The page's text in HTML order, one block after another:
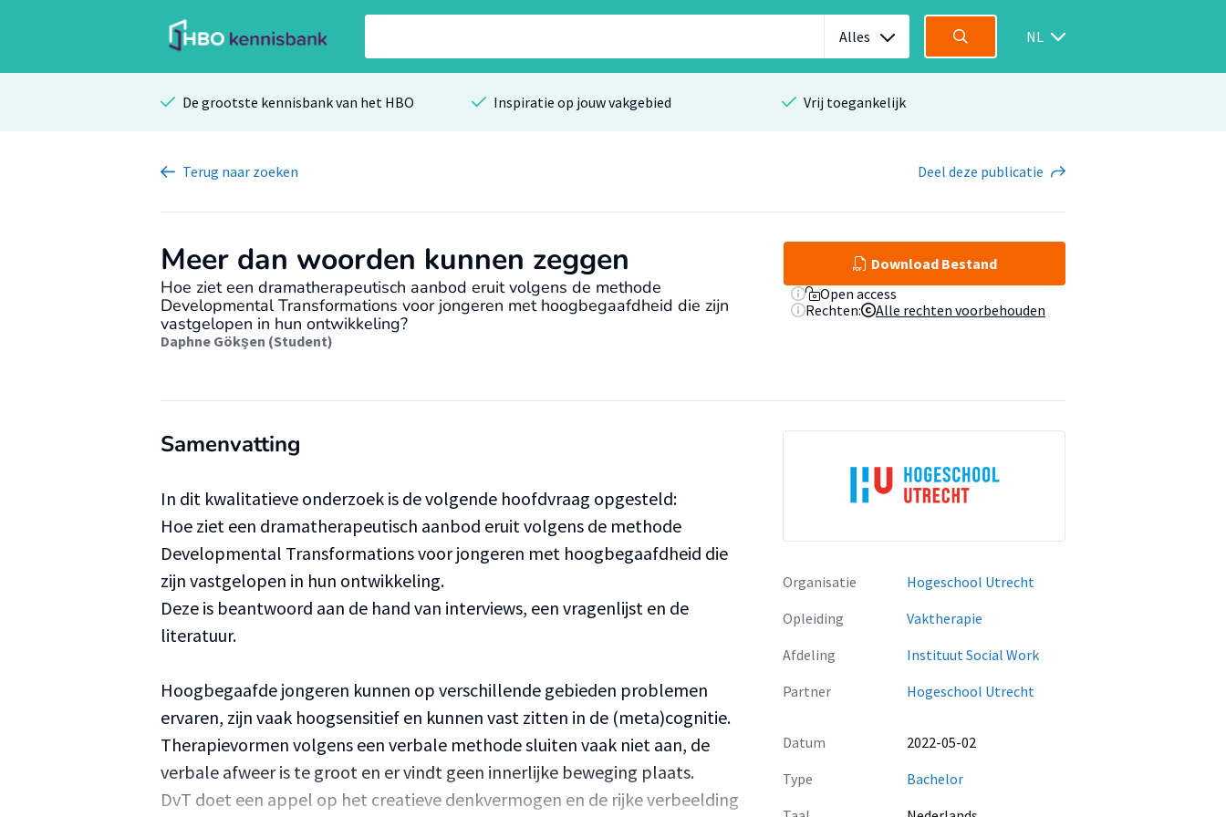
Alles NL
De grootste kennisbank van het HBO Inspiratie op jouw vakgebied Vrij toegankelijk
Terug naar zoeken Deel deze publicatie
Meer dan woorden kunnen zeggen
Hoe ziet een dramatherapeutisch aanbod eruit volgens de methode
Developmental Transformations voor jongeren met hoogbegaafdheid die zijn
vastgelopen in hun ontwikkeling?
Daphne Gökşen (Student)
Download Bestand
Open access
Rechten:
Alle rechten voorbehouden
Samenvatting
In dit kwalitatieve onderzoek is de volgende hoofdvraag opgesteld:
Hoe ziet een dramatherapeutisch aanbod eruit volgens de methode
Developmental Transformations voor jongeren met hoogbegaafdheid die
zijn vastgelopen in hun ontwikkeling.
Deze is beantwoord aan de hand van interviews, een vragenlijst en de
literatuur.
Hoogbegaafde jongeren kunnen op verschillende gebieden problemen
ervaren, zijn vaak hoogsensitief en kunnen vast zitten in de (meta)cognitie.
Therapievormen volgens een verbale methode sluiten vaak niet aan, de
verbale afweer is te groot en er vindt geen innerlijke beweging plaats.
DvT doet een appel op het creatieve denkvermogen en de rijke verbeelding
Organisatie
Hogeschool Utrecht
Opleiding
Vaktherapie
Afdeling
Instituut Social Work
Partner
Hogeschool Utrecht
Datum
2022-05-02
Type
Bachelor